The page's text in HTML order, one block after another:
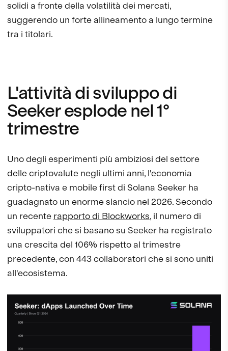
solidi a fronte della volatilità dei mercati,
suggerendo un forte allineamento a lungo termine
tra i titolari.
L'attività di sviluppo di
Seeker esplode nel 1°
trimestre
Uno degli esperimenti più ambiziosi del settore
delle criptovalute negli ultimi anni, l'economia
cripto-nativa e mobile first di Solana Seeker ha
guadagnato un enorme slancio nel 2026. Secondo
un recente rapporto di Blockworks, il numero di
sviluppatori che si basano su Seeker ha registrato
una crescita del 106% rispetto al trimestre
precedente, con 443 collaboratori che si sono uniti
all'ecosistema.